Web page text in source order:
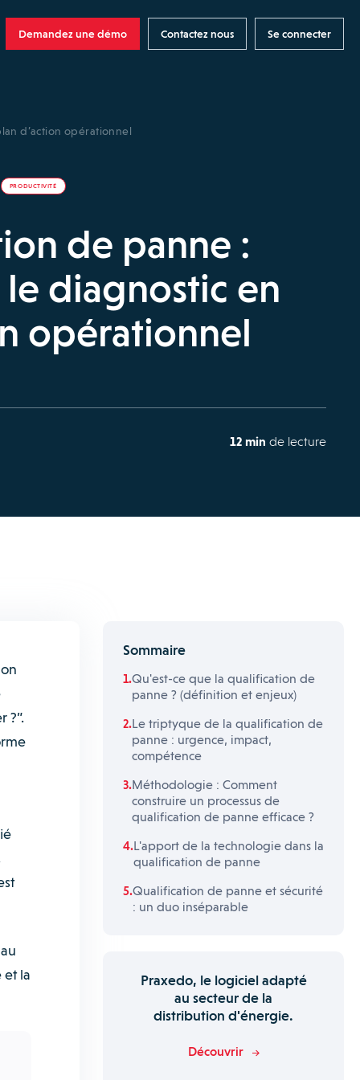
Demandez une démo Contactez nous Se connecter
d’action opérationnel
PRODUCTIVITÉ
de panne :
diagnostic en
opérationnel
12 min de lecture
?”.
et la
Sommaire
Qu'est-ce que la qualification de
panne ? (définition et enjeux)
Le triptyque de la qualification de
panne : urgence, impact,
compétence
Méthodologie : Comment
construire un processus de
qualification de panne efficace ?
L'apport de la technologie dans la
qualification de panne
Qualification de panne et sécurité
: un duo inséparable
Praxedo, le logiciel adapté
au secteur de la
distribution d'énergie.
Découvrir